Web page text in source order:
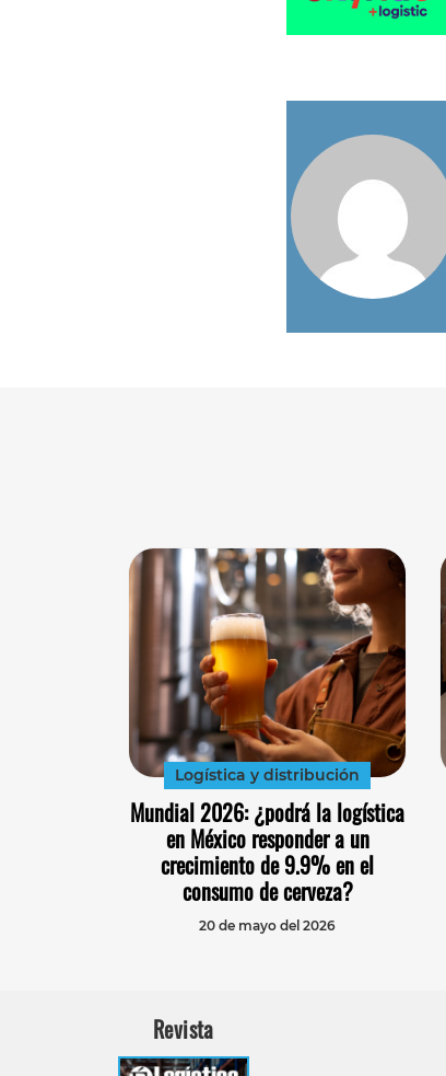
Logística y distribución
Mundial 2026: ¿podrá la logística
en México responder a un
crecimiento de 9.9% en el
consumo de cerveza?
20 de mayo del 2026
Revista